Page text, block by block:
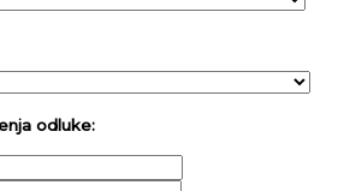
odluke: